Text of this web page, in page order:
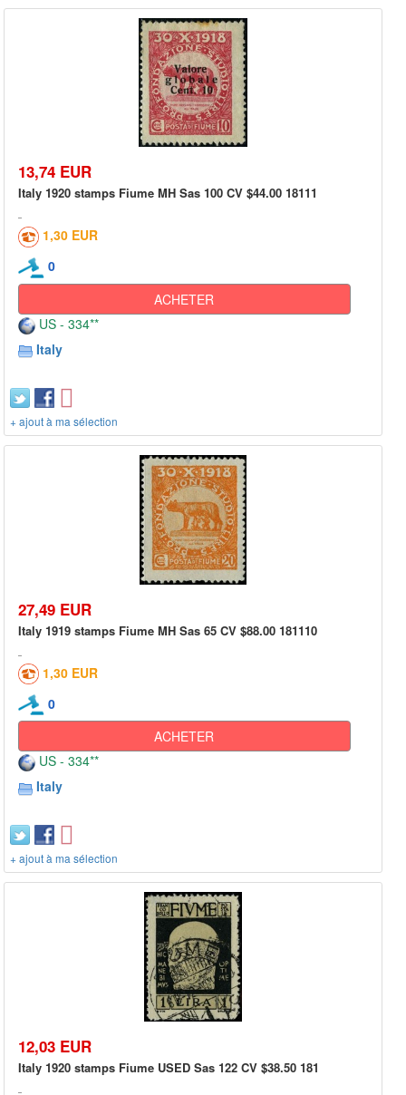
13,74 EUR
Italy 1920 stamps Fiume MH Sas 100 CV $44.00 18111
1,30 EUR
0
ACHETER
US - 334**
Italy
+ ajout à ma sélection
27,49 EUR
Italy 1919 stamps Fiume MH Sas 65 CV $88.00 181110
1,30 EUR
0
ACHETER
US - 334**
Italy
+ ajout à ma sélection
12,03 EUR
Italy 1920 stamps Fiume USED Sas 122 CV $38.50 181